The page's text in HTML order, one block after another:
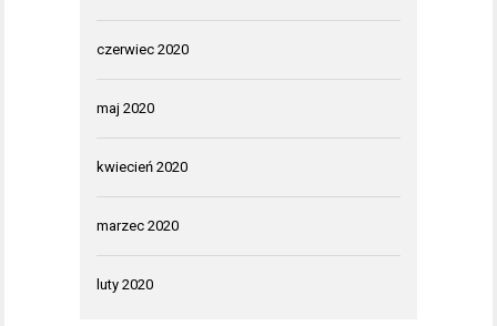
czerwiec 2020
maj 2020
kwiecień 2020
marzec 2020
luty 2020